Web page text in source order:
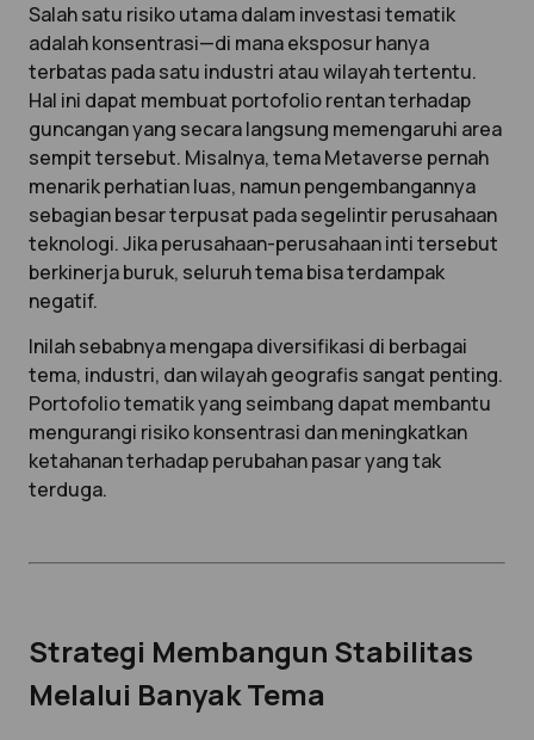
Salah satu risiko utama dalam investasi tematik
adalah konsentrasi—di mana eksposur hanya
terbatas pada satu industri atau wilayah tertentu.
Hal ini dapat membuat portofolio rentan terhadap
guncangan yang secara langsung memengaruhi area
sempit tersebut. Misalnya, tema Metaverse pernah
menarik perhatian luas, namun pengembangannya
sebagian besar terpusat pada segelintir perusahaan
teknologi. Jika perusahaan-perusahaan inti tersebut
berkinerja buruk, seluruh tema bisa terdampak
negatif.
Inilah sebabnya mengapa diversifikasi di berbagai
tema, industri, dan wilayah geografis sangat penting.
Portofolio tematik yang seimbang dapat membantu
mengurangi risiko konsentrasi dan meningkatkan
ketahanan terhadap perubahan pasar yang tak
terduga.
Strategi Membangun Stabilitas
Melalui Banyak Tema